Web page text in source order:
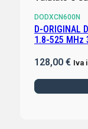
DODXCN600N
D-ORIGINAL
1.8-525 MHz
128,00 € Iva